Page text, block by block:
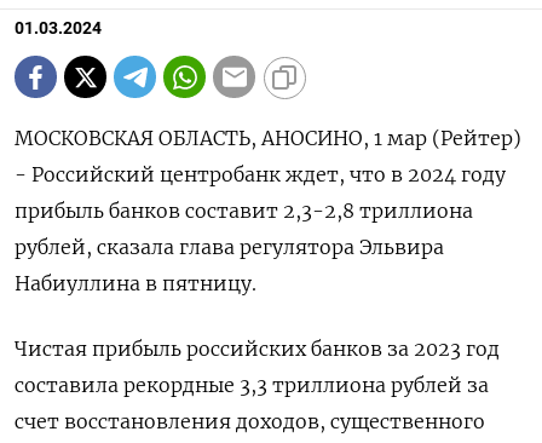
01.03.2024
МОСКОВСКАЯ ОБЛАСТЬ, АНОСИНО, 1 мар (Рейтер)
- Российский центробанк ждет, что в 2024 году
прибыль банков составит 2,3-2,8 триллиона
рублей, сказала глава регулятора Эльвира
Набиуллина в пятницу.
Чистая прибыль российских банков за 2023 год
составила рекордные 3,3 триллиона рублей за
счет восстановления доходов, существенного